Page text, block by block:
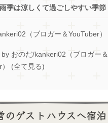
季は涼しくて過ごしやすい季節
（ブロガー＆YouTuber）
おのだ/kankeri02（ブロガー＆
） (全て見る)
のゲストハウスへ宿泊